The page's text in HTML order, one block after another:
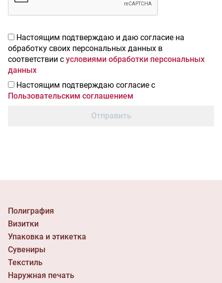
Настоящим подтверждаю и даю согласие на
обработку своих персональных данных в
соответствии с условиями обработки персональных
данных
Настоящим подтверждаю согласие с
Пользовательским соглашением
Отправить
Полиграфия
Визитки
Упаковка и этикетка
Сувениры
Текстиль
Наружная печать